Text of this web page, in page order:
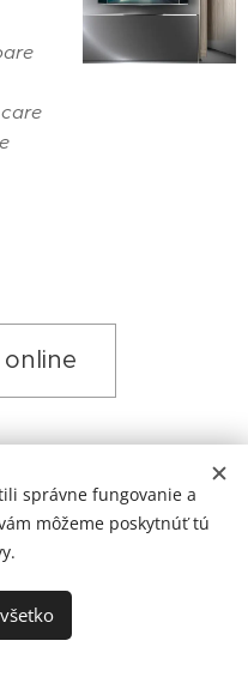
online
správne fungovanie a
môžeme poskytnúť tú